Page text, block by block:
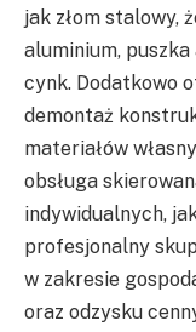
jak złom stalowy,
aluminium, puszka
cynk. Dodatkowo
demontaż
materiałów
obsługa
indywidualnych,
profesjonalny
w zakresie
oraz odzysku